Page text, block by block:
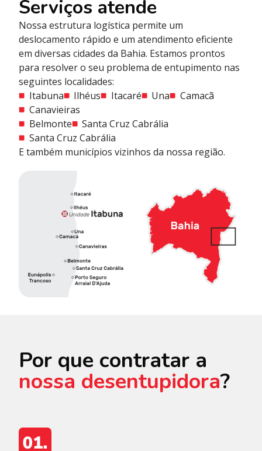
Serviços atende
Nossa estrutura logística permite um
deslocamento rápido e um atendimento eficiente
em diversas cidades da Bahia. Estamos prontos
para resolver o seu problema de entupimento nas
seguintes localidades:
Itabuna
Ilhéus Itacaré Una
Camacã
Canavieiras
Belmonte
Santa Cruz Cabrália
Santa Cruz Cabrália
E também municípios vizinhos da nossa região.
Por que contratar a
nossa desentupidora?